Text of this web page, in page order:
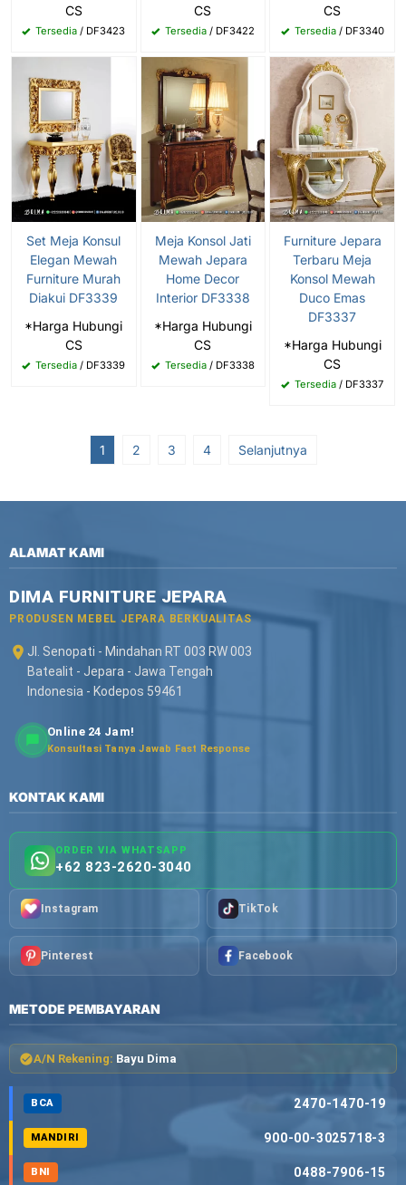
CS
Tersedia / DF3423
CS
Tersedia/ DF3422
CS
Tersedia/ DF3340
Set Meja Konsul
Elegan Mewah
Furniture Murah
Diakui DF3339
*Harga Hubungi
CS
Tersedia / DF3339
Meja Konsol Jati
Mewah Jepara
Home Decor
Interior DF3338
*Harga Hubungi
CS
Tersedia/ DF3338
Furniture Jepara
Terbaru Meja
Konsol Mewah
Duco Emas
DF3337
*Harga Hubungi
CS
Tersedia / DF3337
1 2 3 4 Selanjutnya
ALAMAT KAMI
DIMA FURNITURE JEPARA
PRODUSEN MEBEL JEPARA BERKUALITAS
Jl. Senopati - Mindahan RT 003 RW 003
Batealit - Jepara - Jawa Tengah
Indonesia - Kodepos 59461
Online 24 Jam!
Konsultasi Tanya Jawab Fast Response
KONTAK KAMI
ORDER VIA WHATSAPP
+62 823-2620-3040
Instagram TikTok
Pinterest Facebook
METODE PEMBAYARAN
A/N Rekening: Bayu Dima
BCA 2470-1470-19
MANDIRI 900-00-3025718-3
BNI 0488-7906-15